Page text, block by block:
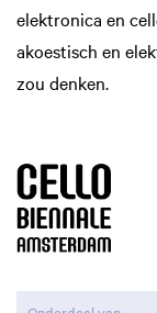
elektronica en
akoestisch en
zou denken.